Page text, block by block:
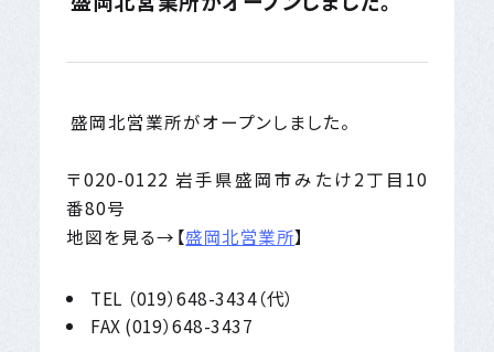
盛岡北営業所がオープンしました。
〒020-0122 岩手県盛岡市みたけ2丁目10
番80号
地図を見る→【盛岡北営業所】
TEL （019）648-3434（代）
FAX (019）648-3437